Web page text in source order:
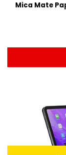
Mica Mate